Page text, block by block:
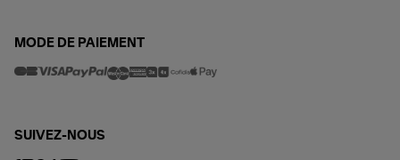
MODE DE PAIEMENT
SUIVEZ-NOUS